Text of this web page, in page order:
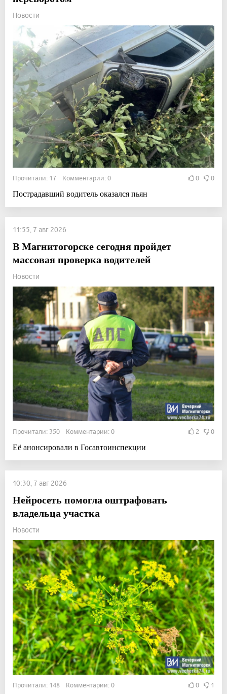
Новости
Прочитали: 17 Комментарии: 0 0 0
Пострадавший водитель оказался пьян
11:55, 7 авг 2026
В Магнитогорске сегодня пройдет
массовая проверка водителей
Новости
Прочитали: 350 Комментарии: 0 2 0
Её анонсировали в Госавтоинспекции
10:30, 7 авг 2026
Нейросеть помогла оштрафовать
владельца участка
Новости
Прочитали: 148 Комментарии: 0 0 1